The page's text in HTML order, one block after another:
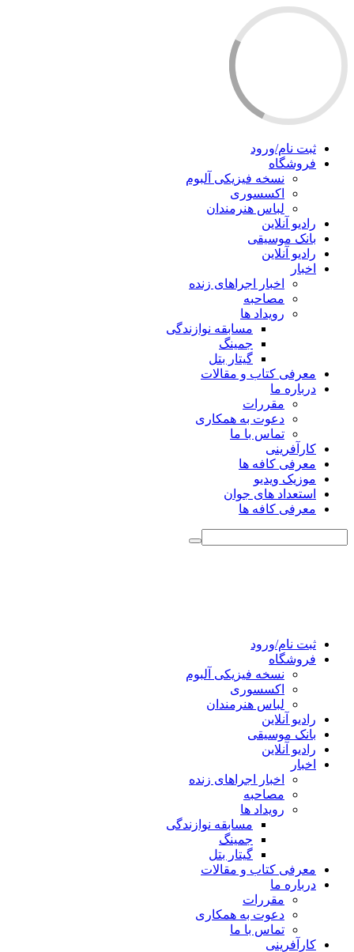
ثبت نام/ورود
فروشگاه
نسخه فیزیکی آلبوم
اکسسوری
لباس هنرمندان
رادیو آنلاین
بانک موسیقی
رادیو آنلاین
اخبار
اخبار اجراهای زنده
مصاحبه
رویداد ها
مسابقه نوازندگی
جمینگ
گیتار بتل
معرفی کتاب و مقالات
درباره ما
مقررات
دعوت به همکاری
تماس با ما
کارآفرینی
معرفی کافه ها
موزیک ویدیو
استعداد های جوان
معرفی کافه ها
ثبت نام/ورود
فروشگاه
نسخه فیزیکی آلبوم
اکسسوری
لباس هنرمندان
رادیو آنلاین
بانک موسیقی
رادیو آنلاین
اخبار
اخبار اجراهای زنده
مصاحبه
رویداد ها
مسابقه نوازندگی
جمینگ
گیتار بتل
معرفی کتاب و مقالات
درباره ما
مقررات
دعوت به همکاری
تماس با ما
کارآفرینی